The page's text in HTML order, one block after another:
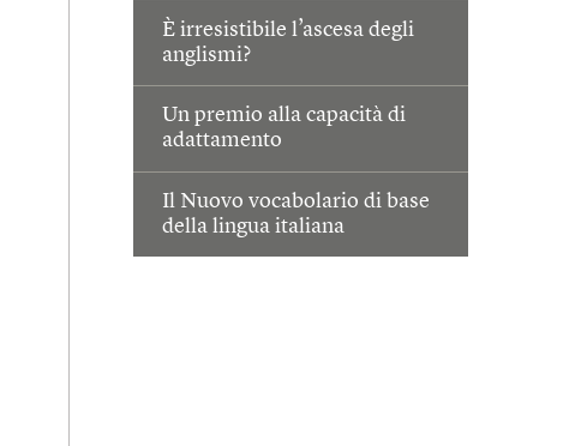
È irresistibile l’ascesa degli
anglismi?
Un premio alla capacità di
adattamento
Il Nuovo vocabolario di base
della lingua italiana